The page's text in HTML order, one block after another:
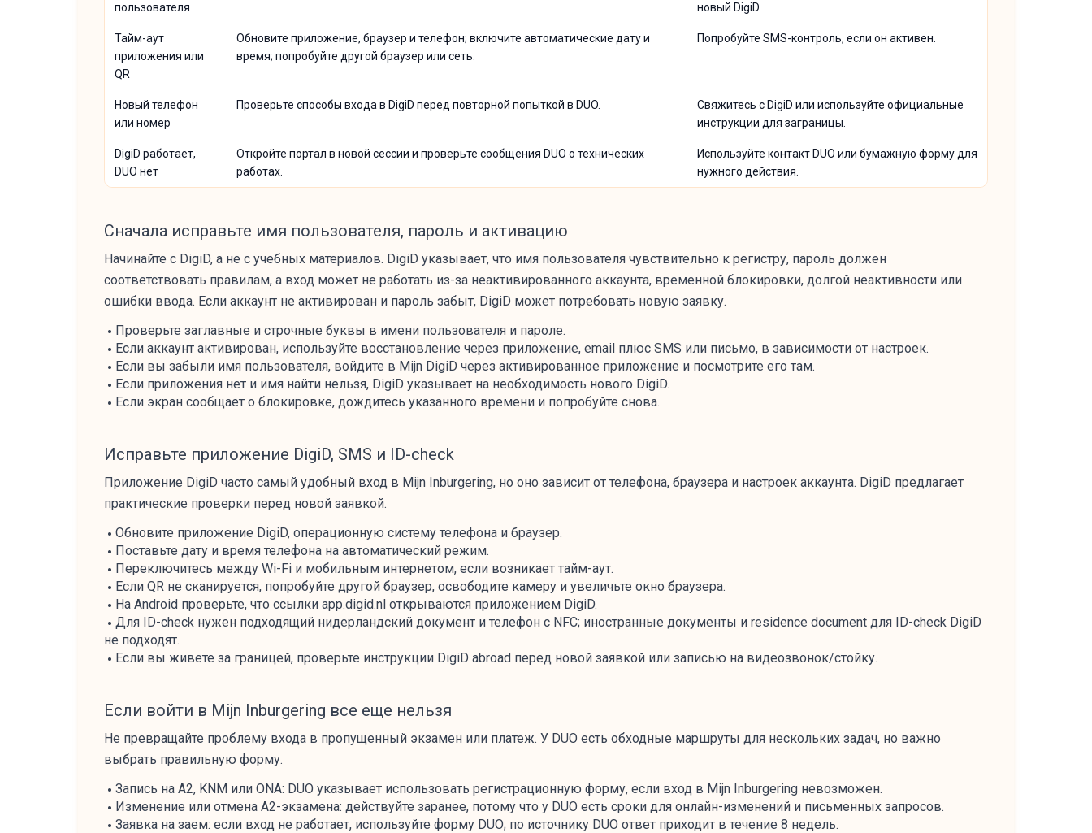
пользователя
новый DigiD.
Тайм-аут
приложения или
QR
Обновите приложение, браузер и телефон; включите автоматические дату и
время; попробуйте другой браузер или сеть.
Попробуйте SMS-контроль, если он активен.
Новый телефон
или номер
Проверьте способы входа в DigiD перед повторной попыткой в DUO.
Свяжитесь с DigiD или используйте официальные
инструкции для заграницы.
DigiD работает,
DUO нет
Откройте портал в новой сессии и проверьте сообщения DUO о технических
работах.
Используйте контакт DUO или бумажную форму для
нужного действия.
Сначала исправьте имя пользователя, пароль и активацию
Начинайте с DigiD, а не с учебных материалов. DigiD указывает, что имя пользователя чувствительно к регистру, пароль должен
соответствовать правилам, а вход может не работать из-за неактивированного аккаунта, временной блокировки, долгой неактивности или
ошибки ввода. Если аккаунт не активирован и пароль забыт, DigiD может потребовать новую заявку.
Проверьте заглавные и строчные буквы в имени пользователя и пароле.
Если аккаунт активирован, используйте восстановление через приложение, email плюс SMS или письмо, в зависимости от настроек.
Если вы забыли имя пользователя, войдите в Mijn DigiD через активированное приложение и посмотрите его там.
Если приложения нет и имя найти нельзя, DigiD указывает на необходимость нового DigiD.
Если экран сообщает о блокировке, дождитесь указанного времени и попробуйте снова.
Исправьте приложение DigiD, SMS и ID-check
Приложение DigiD часто самый удобный вход в Mijn Inburgering, но оно зависит от телефона, браузера и настроек аккаунта. DigiD предлагает
практические проверки перед новой заявкой.
Обновите приложение DigiD, операционную систему телефона и браузер.
Поставьте дату и время телефона на автоматический режим.
Переключитесь между Wi-Fi и мобильным интернетом, если возникает тайм-аут.
Если QR не сканируется, попробуйте другой браузер, освободите камеру и увеличьте окно браузера.
На Android проверьте, что ссылки app.digid.nl открываются приложением DigiD.
Для ID-check нужен подходящий нидерландский документ и телефон с NFC; иностранные документы и residence document для ID-check DigiD
не подходят.
Если вы живете за границей, проверьте инструкции DigiD abroad перед новой заявкой или записью на видеозвонок/стойку.
Если войти в Mijn Inburgering все еще нельзя
Не превращайте проблему входа в пропущенный экзамен или платеж. У DUO есть обходные маршруты для нескольких задач, но важно
выбрать правильную форму.
Запись на A2, KNM или ONA: DUO указывает использовать регистрационную форму, если вход в Mijn Inburgering невозможен.
Изменение или отмена A2-экзамена: действуйте заранее, потому что у DUO есть сроки для онлайн-изменений и письменных запросов.
Заявка на заем: если вход не работает, используйте форму DUO; по источнику DUO ответ приходит в течение 8 недель.